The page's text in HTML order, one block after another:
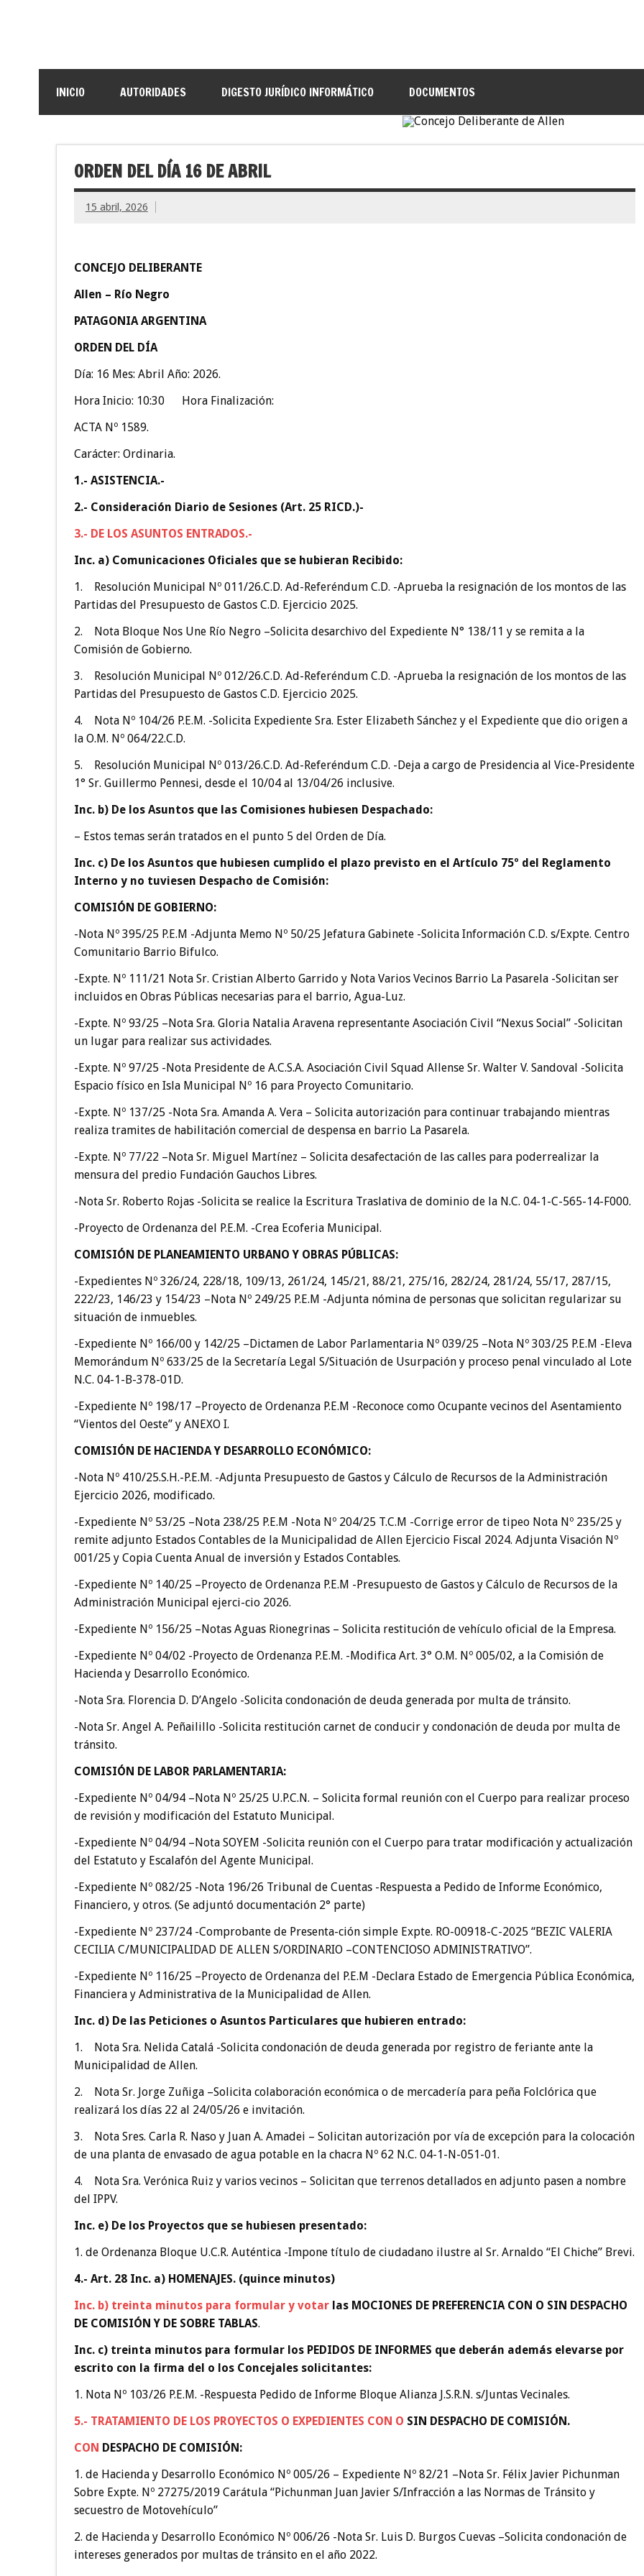
INICIO AUTORIDADES DIGESTO JURÍDICO INFORMÁTICO DOCUMENTOS
ORDEN DEL DÍA 16 DE ABRIL
15 abril, 2026
CONCEJO DELIBERANTE
Allen – Río Negro
PATAGONIA ARGENTINA
ORDEN DEL DÍA
Día: 16 Mes: Abril Año: 2026.
Hora Inicio: 10:30 Hora Finalización:
ACTA Nº 1589.
Carácter: Ordinaria.
1.- ASISTENCIA.-
2.- Consideración Diario de Sesiones (Art. 25 RICD.)-
3.- DE LOS ASUNTOS ENTRADOS.-
Inc. a) Comunicaciones Oficiales que se hubieran Recibido:
1. Resolución Municipal Nº 011/26.C.D. Ad-Referéndum C.D. -Aprueba la resignación de los montos de las
Partidas del Presupuesto de Gastos C.D. Ejercicio 2025.
2. Nota Bloque Nos Une Río Negro –Solicita desarchivo del Expediente N° 138/11 y se remita a la
Comisión de Gobierno.
3. Resolución Municipal Nº 012/26.C.D. Ad-Referéndum C.D. -Aprueba la resignación de los montos de las
Partidas del Presupuesto de Gastos C.D. Ejercicio 2025.
4. Nota Nº 104/26 P.E.M. -Solicita Expediente Sra. Ester Elizabeth Sánchez y el Expediente que dio origen a
la O.M. Nº 064/22.C.D.
5. Resolución Municipal Nº 013/26.C.D. Ad-Referéndum C.D. -Deja a cargo de Presidencia al Vice-Presidente
1° Sr. Guillermo Pennesi, desde el 10/04 al 13/04/26 inclusive.
Inc. b) De los Asuntos que las Comisiones hubiesen Despachado:
– Estos temas serán tratados en el punto 5 del Orden de Día.
Inc. c) De los Asuntos que hubiesen cumplido el plazo previsto en el Artículo 75º del Reglamento
Interno y no tuviesen Despacho de Comisión:
COMISIÓN DE GOBIERNO:
-Nota Nº 395/25 P.E.M -Adjunta Memo Nº 50/25 Jefatura Gabinete -Solicita Información C.D. s/Expte. Centro
Comunitario Barrio Bifulco.
-Expte. Nº 111/21 Nota Sr. Cristian Alberto Garrido y Nota Varios Vecinos Barrio La Pasarela -Solicitan ser
incluidos en Obras Públicas necesarias para el barrio, Agua-Luz.
-Expte. Nº 93/25 –Nota Sra. Gloria Natalia Aravena representante Asociación Civil “Nexus Social” -Solicitan
un lugar para realizar sus actividades.
-Expte. Nº 97/25 -Nota Presidente de A.C.S.A. Asociación Civil Squad Allense Sr. Walter V. Sandoval -Solicita
Espacio físico en Isla Municipal Nº 16 para Proyecto Comunitario.
-Expte. Nº 137/25 -Nota Sra. Amanda A. Vera – Solicita autorización para continuar trabajando mientras
realiza tramites de habilitación comercial de despensa en barrio La Pasarela.
-Expte. Nº 77/22 –Nota Sr. Miguel Martínez – Solicita desafectación de las calles para poderrealizar la
mensura del predio Fundación Gauchos Libres.
-Nota Sr. Roberto Rojas -Solicita se realice la Escritura Traslativa de dominio de la N.C. 04-1-C-565-14-F000.
-Proyecto de Ordenanza del P.E.M. -Crea Ecoferia Municipal.
COMISIÓN DE PLANEAMIENTO URBANO Y OBRAS PÚBLICAS:
-Expedientes Nº 326/24, 228/18, 109/13, 261/24, 145/21, 88/21, 275/16, 282/24, 281/24, 55/17, 287/15,
222/23, 146/23 y 154/23 –Nota Nº 249/25 P.E.M -Adjunta nómina de personas que solicitan regularizar su
situación de inmuebles.
-Expediente Nº 166/00 y 142/25 –Dictamen de Labor Parlamentaria Nº 039/25 –Nota Nº 303/25 P.E.M -Eleva
Memorándum Nº 633/25 de la Secretaría Legal S/Situación de Usurpación y proceso penal vinculado al Lote
N.C. 04-1-B-378-01D.
-Expediente Nº 198/17 –Proyecto de Ordenanza P.E.M -Reconoce como Ocupante vecinos del Asentamiento
“Vientos del Oeste” y ANEXO I.
COMISIÓN DE HACIENDA Y DESARROLLO ECONÓMICO:
-Nota Nº 410/25.S.H.-P.E.M. -Adjunta Presupuesto de Gastos y Cálculo de Recursos de la Administración
Ejercicio 2026, modificado.
-Expediente Nº 53/25 –Nota 238/25 P.E.M -Nota Nº 204/25 T.C.M -Corrige error de tipeo Nota Nº 235/25 y
remite adjunto Estados Contables de la Municipalidad de Allen Ejercicio Fiscal 2024. Adjunta Visación Nº
001/25 y Copia Cuenta Anual de inversión y Estados Contables.
-Expediente Nº 140/25 –Proyecto de Ordenanza P.E.M -Presupuesto de Gastos y Cálculo de Recursos de la
Administración Municipal ejerci-cio 2026.
-Expediente Nº 156/25 –Notas Aguas Rionegrinas – Solicita restitución de vehículo oficial de la Empresa.
-Expediente Nº 04/02 -Proyecto de Ordenanza P.E.M. -Modifica Art. 3° O.M. Nº 005/02, a la Comisión de
Hacienda y Desarrollo Económico.
-Nota Sra. Florencia D. D’Angelo -Solicita condonación de deuda generada por multa de tránsito.
-Nota Sr. Angel A. Peñailillo -Solicita restitución carnet de conducir y condonación de deuda por multa de
tránsito.
COMISIÓN DE LABOR PARLAMENTARIA:
-Expediente Nº 04/94 –Nota Nº 25/25 U.P.C.N. – Solicita formal reunión con el Cuerpo para realizar proceso
de revisión y modificación del Estatuto Municipal.
-Expediente Nº 04/94 –Nota SOYEM -Solicita reunión con el Cuerpo para tratar modificación y actualización
del Estatuto y Escalafón del Agente Municipal.
-Expediente Nº 082/25 -Nota 196/26 Tribunal de Cuentas -Respuesta a Pedido de Informe Económico,
Financiero, y otros. (Se adjuntó documentación 2° parte)
-Expediente Nº 237/24 -Comprobante de Presenta-ción simple Expte. RO-00918-C-2025 “BEZIC VALERIA
CECILIA C/MUNICIPALIDAD DE ALLEN S/ORDINARIO –CONTENCIOSO ADMINISTRATIVO”.
-Expediente Nº 116/25 –Proyecto de Ordenanza del P.E.M -Declara Estado de Emergencia Pública Económica,
Financiera y Administrativa de la Municipalidad de Allen.
Inc. d) De las Peticiones o Asuntos Particulares que hubieren entrado:
1. Nota Sra. Nelida Catalá -Solicita condonación de deuda generada por registro de feriante ante la
Municipalidad de Allen.
2. Nota Sr. Jorge Zuñiga –Solicita colaboración económica o de mercadería para peña Folclórica que
realizará los días 22 al 24/05/26 e invitación.
3. Nota Sres. Carla R. Naso y Juan A. Amadei – Solicitan autorización por vía de excepción para la colocación
de una planta de envasado de agua potable en la chacra Nº 62 N.C. 04-1-N-051-01.
4. Nota Sra. Verónica Ruiz y varios vecinos – Solicitan que terrenos detallados en adjunto pasen a nombre
del IPPV.
Inc. e) De los Proyectos que se hubiesen presentado:
1. de Ordenanza Bloque U.C.R. Auténtica -Impone título de ciudadano ilustre al Sr. Arnaldo “El Chiche” Brevi.
4.- Art. 28 Inc. a) HOMENAJES. (quince minutos)
Inc. b) treinta minutos para formular y votarlas MOCIONES DE PREFERENCIA CON O SIN DESPACHO
DE COMISIÓN Y DE SOBRE TABLAS.
Inc. c) treinta minutos para formular los PEDIDOS DE INFORMES que deberán además elevarse por
escrito con la firma del o los Concejales solicitantes:
1. Nota Nº 103/26 P.E.M. -Respuesta Pedido de Informe Bloque Alianza J.S.R.N. s/Juntas Vecinales.
5.- TRATAMIENTO DE LOS PROYECTOS O EXPEDIENTES CON O SIN DESPACHO DE COMISIÓN.
CON DESPACHO DE COMISIÓN:
1. de Hacienda y Desarrollo Económico Nº 005/26 – Expediente Nº 82/21 –Nota Sr. Félix Javier Pichunman
Sobre Expte. Nº 27275/2019 Carátula “Pichunman Juan Javier S/Infracción a las Normas de Tránsito y
secuestro de Motovehículo”
2. de Hacienda y Desarrollo Económico Nº 006/26 -Nota Sr. Luis D. Burgos Cuevas –Solicita condonación de
intereses generados por multas de tránsito en el año 2022.